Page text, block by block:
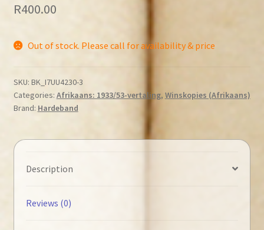
R400.00
Out of stock. Please call for availability & price
SKU: BK_I7UU4230-3
Categories: Afrikaans: 1933/53-vertaling, Winskopies (Afrikaans)
Brand: Hardeband
Description
Reviews (0)